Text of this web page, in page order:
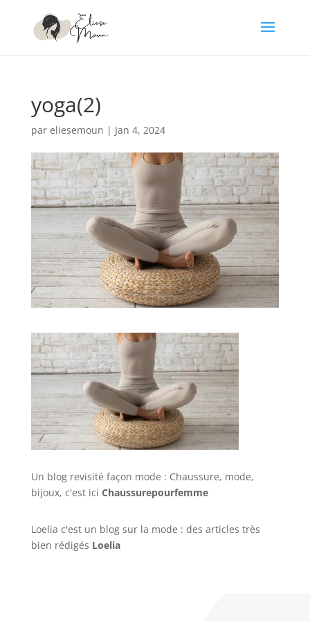
yoga(2)
par eliesemoun | Jan 4, 2024
Un blog revisité façon mode : Chaussure, mode,
bijoux, c'est ici Chaussurepourfemme
Loelia c'est un blog sur la mode : des articles très
bien rédigés Loelia